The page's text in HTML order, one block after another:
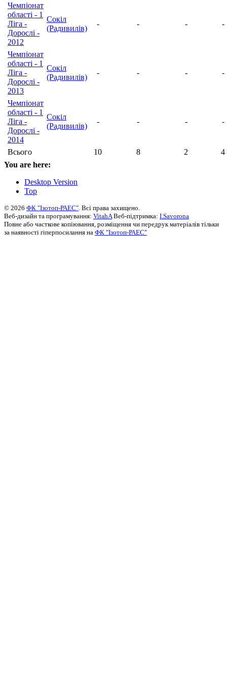
Чемпіонат
області - 1
Ліга -
Дорослі -
2012
Сокіл
(Радивилів)
- - - -
Чемпіонат
області - 1
Ліга -
Дорослі -
2013
Сокіл
(Радивилів)
- - - -
Чемпіонат
області - 1
Ліга -
Дорослі -
2014
Сокіл
(Радивилів)
- - - -
Всього 10 8 2
4
You are here:
Desktop Version
Top
© 2026 ФК "Ізотоп-РАЕС" . Всі права захищено.
Веб-дизайн та програмування: VitahA Веб-підтримка: I.Savorona
Повне або часткове копіювання, розміщення чи передрук матеріалів тільки
за наявності гіперпосилання на ФК "Ізотоп-РАЕС"